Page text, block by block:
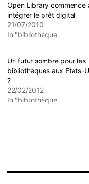
Open Library commence
intégrer le prêt digital
21/07/2010
In "bibliothèque"
Un futur sombre pour les
bibliothèques aux Etats-
?
22/02/2012
In "bibliothèque"